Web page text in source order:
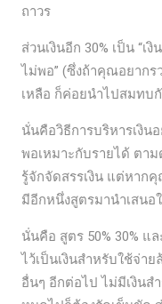
ถาวร
ส่วนเงินอีก 30% เป็น “เ
ไม่พอ” (ซึ่งถ้าคุณอยากร
เหลือ ก็ค่อยนำไปสมทบ
นั่นคือวิธีการบริหารเงิน
พอเหมาะกับรายได้ ตา
รู้จักจัดสรรเงิน แต่หาก
มีอีกหนึ่งสูตรมานำเสนอ
นั่นคือ สูตร 50% 30% แ
ไว้เป็นเงินสำหรับใช้จ่า
อื่นๆ อีกต่อไป ไม่มีเงินส